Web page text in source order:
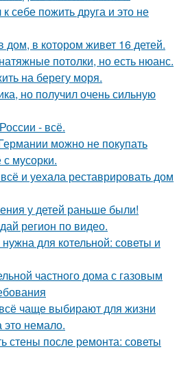
себе пожить друга и это не
дом, в котором живет 16 детей.
потолки, но есть нюанс.
на берегу моря.
но получил очень сильную
- всё.
можно не покупать
с мусорки.
и уехала реставрировать дом
у детей раньше были!
регион по видео.
для котельной: советы и
частного дома с газовым
чаще выбирают для жизни
это немало.
стены после ремонта: советы